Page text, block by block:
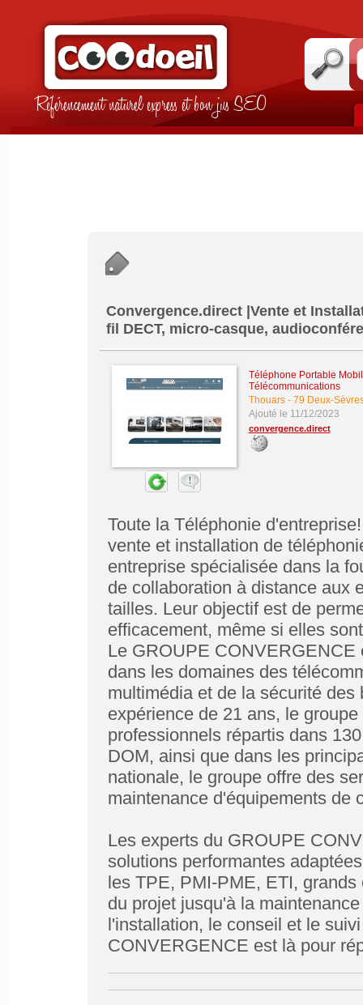
Référencement naturel express et bon jus SEO
Convergence.direct |Vente et
fil DECT, micro-casque,
Téléphone Portable
Télécommunications
Thouars- 79 Deux-
Ajouté le 11/12/2023
convergence.direct
Toute la Téléphonie
vente et installation de
entreprise spécialisée dans la
de collaboration à distance aux
tailles. Leur objectif est de
efficacement, même si elles
Le GROUPE CONVERGENCE
dans les domaines des
multimédia et de la sécurité
expérience de 21 ans, le
professionnels répartis dans
DOM, ainsi que dans les
nationale, le groupe offre des
maintenance d'équipements de
Les experts du GROUPE
solutions performantes
les TPE, PMI-PME, ETI,
du projet jusqu'à la
l'installation, le conseil et le
CONVERGENCE est là pour